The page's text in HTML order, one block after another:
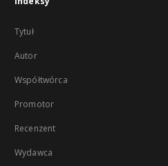
Tytuł
Autor
Współtwórca
Promotor
Recenzent
Wydawca